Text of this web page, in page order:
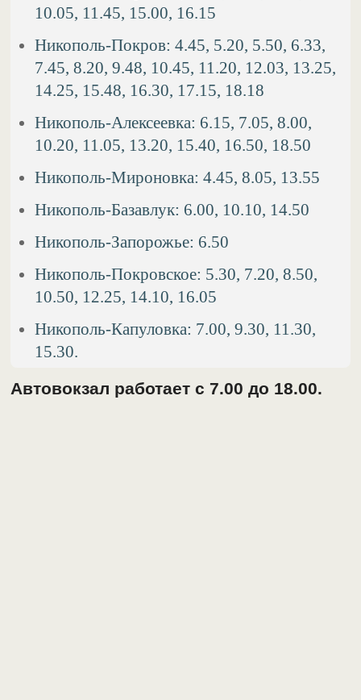
10.05, 11.45, 15.00, 16.15
Никополь-Покров: 4.45, 5.20, 5.50, 6.33,
7.45, 8.20, 9.48, 10.45, 11.20, 12.03, 13.25,
14.25, 15.48, 16.30, 17.15, 18.18
Никополь-Алексеевка: 6.15, 7.05, 8.00,
10.20, 11.05, 13.20, 15.40, 16.50, 18.50
Никополь-Мироновка: 4.45, 8.05, 13.55
Никополь-Базавлук: 6.00, 10.10, 14.50
Никополь-Запорожье: 6.50
Никополь-Покровское: 5.30, 7.20, 8.50,
10.50, 12.25, 14.10, 16.05
Никополь-Капуловка: 7.00, 9.30, 11.30,
15.30.
Автовокзал работает с 7.00 до 18.00.